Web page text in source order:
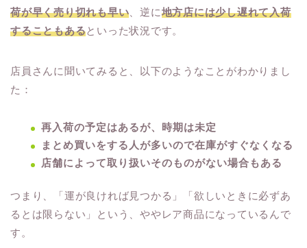
荷が早く売り切れも早い 、逆に地方店には少し遅れて入荷
することもあるといった状況です。
店員さんに聞いてみると、以下のようなことがわかりまし
た：
再入荷の予定はあるが、時期は未定
まとめ買いをする人が多いので在庫がすぐなくなる
店舗によって取り扱いそのものがない場合もある
つまり、「運が良ければ見つかる」「欲しいときに必ずあ
るとは限らない」という、ややレア商品になっているんで
す。